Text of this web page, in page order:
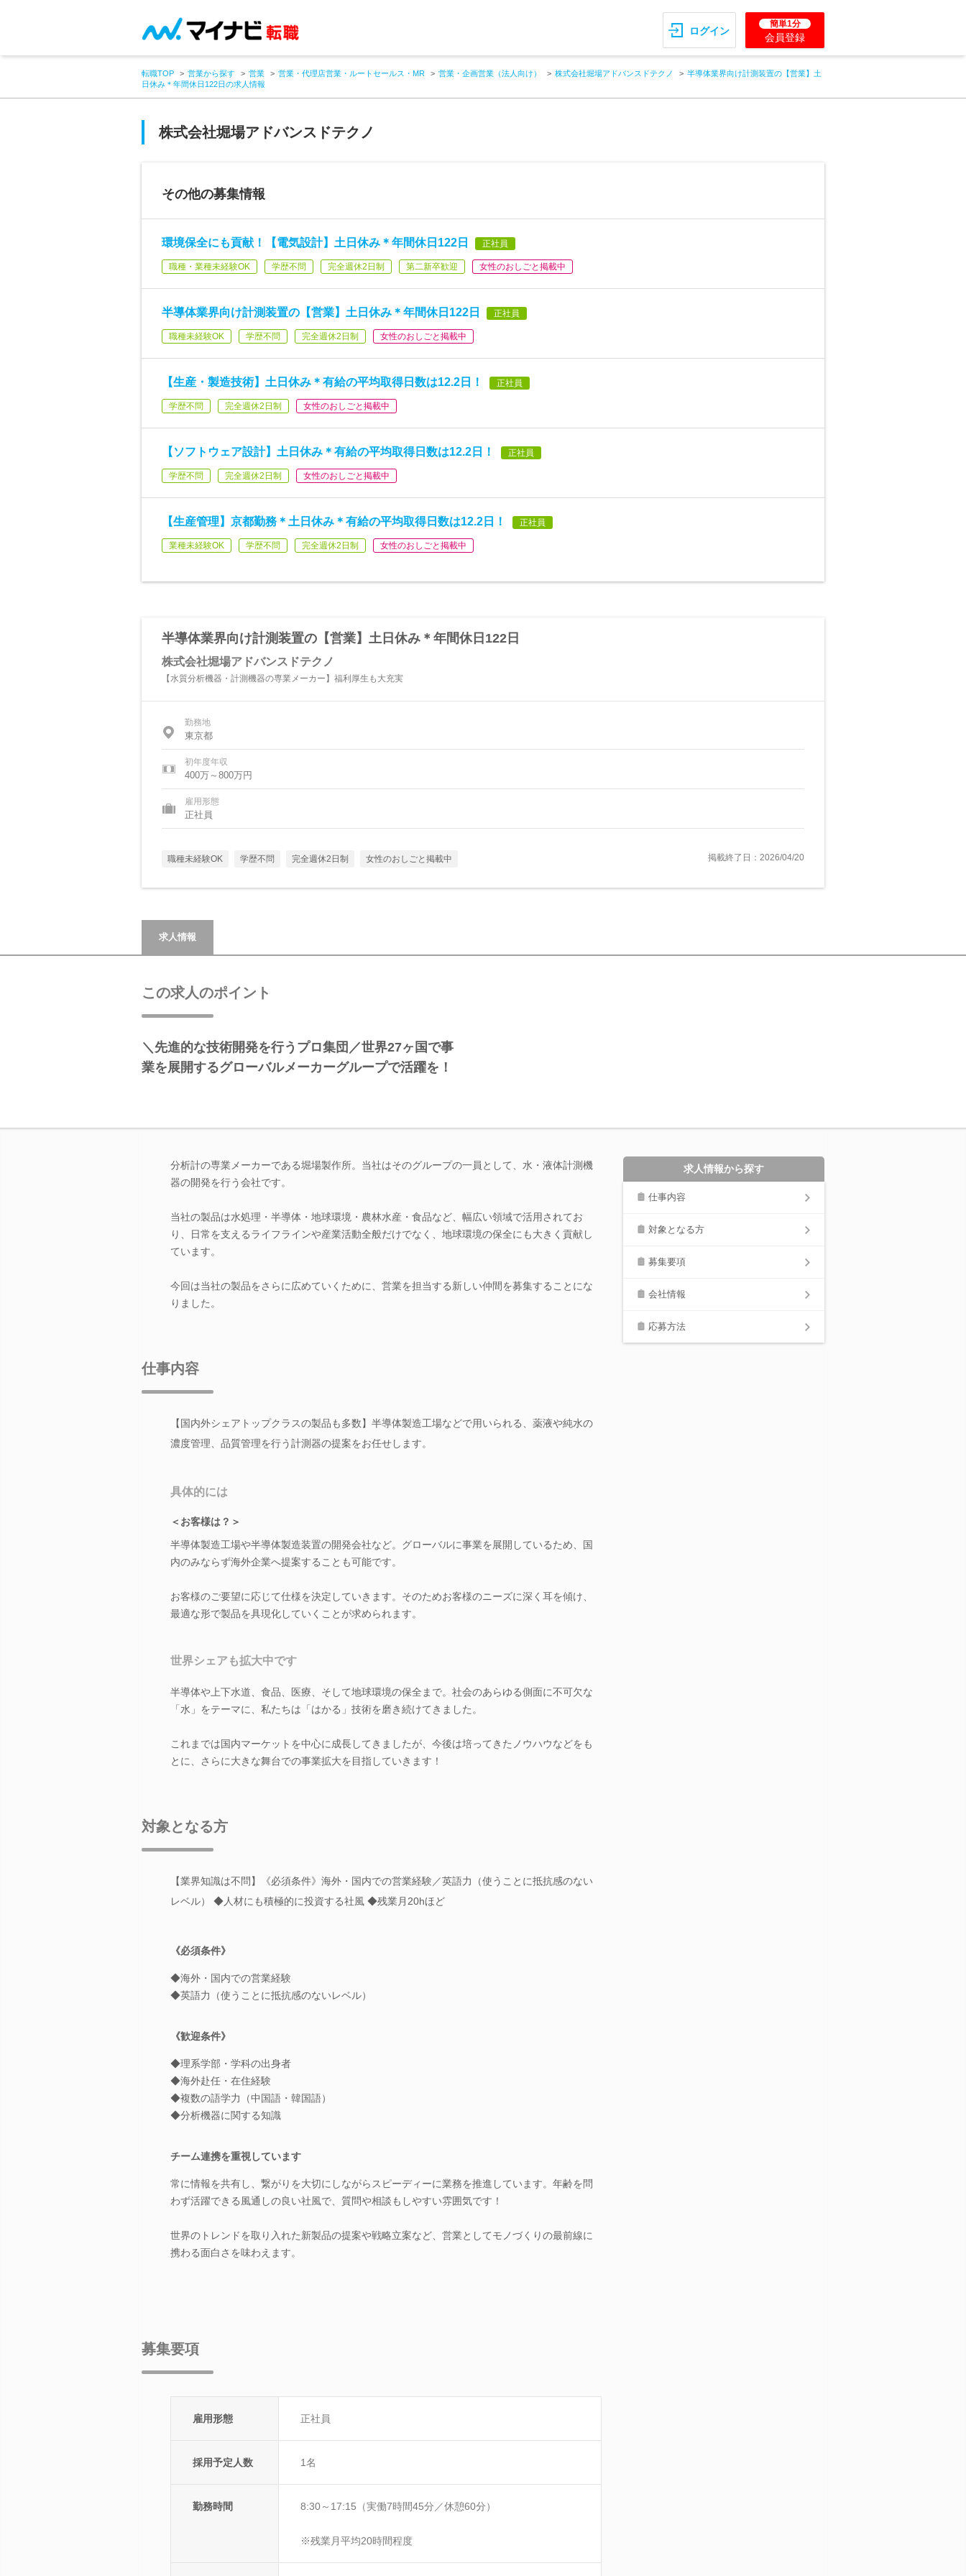
ログイン
簡単1分
会員登録
転職TOP 営業から探す 営業 営業・代理店営業・ルートセールス・MR 営業・企画営業（法人向け） 株式会社堀場アドバンスドテクノ
半導体業界向け計測装置の【営業】土
日休み＊年間休日122日の求人情報
株式会社堀場アドバンスドテクノ
その他の募集情報
環境保全にも貢献！【電気設計】土日休み＊年間休日122日 正社員
職種・業種未経験OK 学歴不問 完全週休2日制 第二新卒歓迎 女性のおしごと掲載中
半導体業界向け計測装置の【営業】土日休み＊年間休日122日 正社員
職種未経験OK 学歴不問 完全週休2日制 女性のおしごと掲載中
【生産・製造技術】土日休み＊有給の平均取得日数は12.2日！ 正社員
学歴不問 完全週休2日制 女性のおしごと掲載中
【ソフトウェア設計】土日休み＊有給の平均取得日数は12.2日！ 正社員
学歴不問 完全週休2日制 女性のおしごと掲載中
【生産管理】京都勤務＊土日休み＊有給の平均取得日数は12.2日！ 正社員
業種未経験OK 学歴不問 完全週休2日制 女性のおしごと掲載中
半導体業界向け計測装置の【営業】土日休み＊年間休日122日
株式会社堀場アドバンスドテクノ
【水質分析機器・計測機器の専業メーカー】福利厚生も大充実
勤務地
東京都
初年度年収
400万～800万円
雇用形態
正社員
職種未経験OK 学歴不問 完全週休2日制 女性のおしごと掲載中 掲載終了日：2026/04/20
求人情報
この求人のポイント
＼先進的な技術開発を行うプロ集団／世界27ヶ国で事
業を展開するグローバルメーカーグループで活躍を！
分析計の専業メーカーである堀場製作所。当社はそのグループの一員として、水・液体計測機
器の開発を行う会社です。
当社の製品は水処理・半導体・地球環境・農林水産・食品など、幅広い領域で活用されてお
り、日常を支えるライフラインや産業活動全般だけでなく、地球環境の保全にも大きく貢献し
ています。
今回は当社の製品をさらに広めていくために、営業を担当する新しい仲間を募集することにな
りました。
仕事内容
【国内外シェアトップクラスの製品も多数】半導体製造工場などで用いられる、薬液や純水の
濃度管理、品質管理を行う計測器の提案をお任せします。
具体的には
＜お客様は？＞
半導体製造工場や半導体製造装置の開発会社など。グローバルに事業を展開しているため、国
内のみならず海外企業へ提案することも可能です。
お客様のご要望に応じて仕様を決定していきます。そのためお客様のニーズに深く耳を傾け、
最適な形で製品を具現化していくことが求められます。
世界シェアも拡大中です
半導体や上下水道、食品、医療、そして地球環境の保全まで。社会のあらゆる側面に不可欠な
「水」をテーマに、私たちは「はかる」技術を磨き続けてきました。
これまでは国内マーケットを中心に成長してきましたが、今後は培ってきたノウハウなどをも
とに、さらに大きな舞台での事業拡大を目指していきます！
対象となる方
【業界知識は不問】《必須条件》海外・国内での営業経験／英語力（使うことに抵抗感のない
レベル） ◆人材にも積極的に投資する社風 ◆残業月20hほど
《必須条件》
◆海外・国内での営業経験
◆英語力（使うことに抵抗感のないレベル）
《歓迎条件》
◆理系学部・学科の出身者
◆海外赴任・在住経験
◆複数の語学力（中国語・韓国語）
◆分析機器に関する知識
チーム連携を重視しています
常に情報を共有し、繋がりを大切にしながらスピーディーに業務を推進しています。年齢を問
わず活躍できる風通しの良い社風で、質問や相談もしやすい雰囲気です！
世界のトレンドを取り入れた新製品の提案や戦略立案など、営業としてモノづくりの最前線に
携わる面白さを味わえます。
募集要項
雇用形態 正社員
採用予定人数 1名
勤務時間 8:30～17:15（実働7時間45分／休憩60分）
※残業月平均20時間程度
求人情報から探す
仕事内容
対象となる方
募集要項
会社情報
応募方法